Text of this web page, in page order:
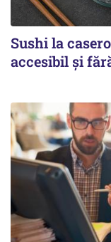
Sushi la
accesibil și